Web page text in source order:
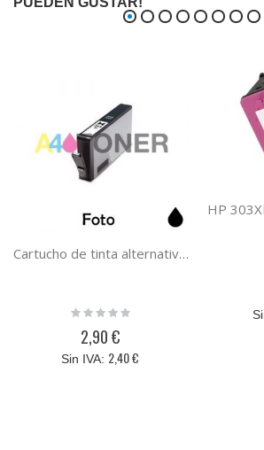
Cartucho de tinta alternativo 364XLP, sustituye al cartucho original negro fotográfico CB317EE-CB322EE
Rating:
2,90 €
2,40 €